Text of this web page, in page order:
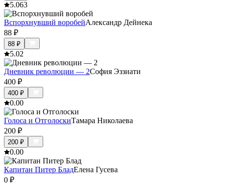
5.063
Вспорхнувший воробейАлександр Дейнека
88 ₽
88 ₽
5.02
Дневник революции — 2София Эззиати
400 ₽
400 ₽
0.00
Голоса и ОтголоскиТамара Николаева
200 ₽
200 ₽
0.00
Капитан Питер БладЕлена Гусева
0 ₽